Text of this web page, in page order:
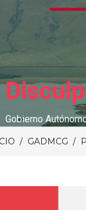
Gobierno
GADMCG